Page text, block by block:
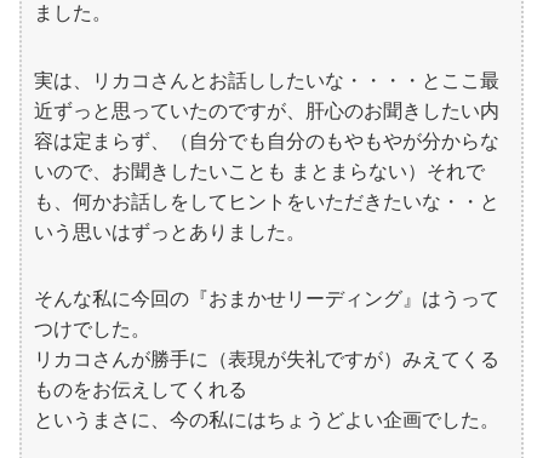
ました。
実は、リカコさんとお話ししたいな・・・・とここ最
近ずっと思っていたのですが、肝心のお聞きしたい内
容は定まらず、（自分でも自分のもやもやが分からな
いので、お聞きしたいことも まとまらない）それで
も、何かお話しをしてヒントをいただきたいな・・と
いう思いはずっとありました。
そんな私に今回の『おまかせリーディング』はうって
つけでした。
リカコさんが勝手に（表現が失礼ですが）みえてくる
ものをお伝えしてくれる
というまさに、今の私にはちょうどよい企画でした。